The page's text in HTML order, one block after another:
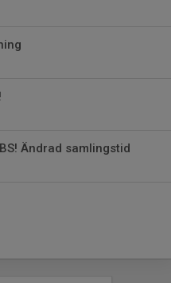
Ändrad samlingstid